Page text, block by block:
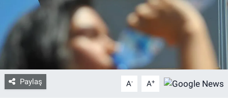
Paylaş A- A+
İletişim/Künye
Yaşam
Gözden Kaçmasın
İletişim (Künye)